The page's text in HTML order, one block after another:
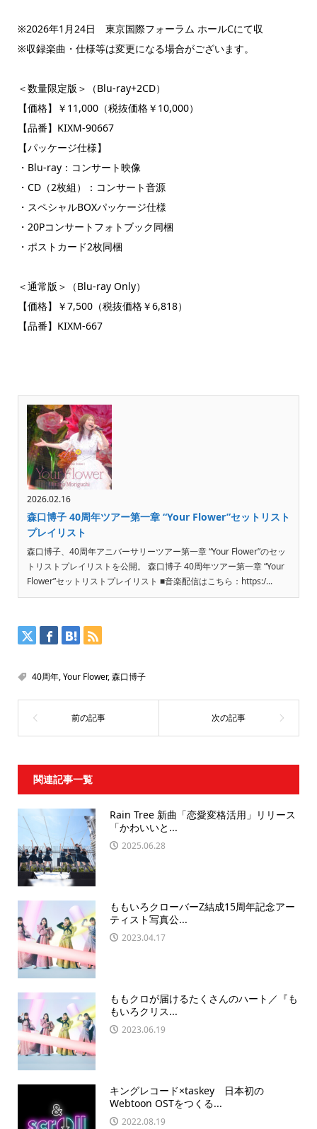
※2026年1月24日 東京国際フォーラム ホールCにて収
※収録楽曲・仕様等は変更になる場合がございます。
＜数量限定版＞（Blu-ray+2CD）
【価格】￥11,000（税抜価格￥10,000）
【品番】KIXM-90667
【パッケージ仕様】
・Blu-ray：コンサート映像
・CD（2枚組）：コンサート音源
・スペシャルBOXパッケージ仕様
・20Pコンサートフォトブック同梱
・ポストカード2枚同梱
＜通常版＞（Blu-ray Only）
【価格】￥7,500（税抜価格￥6,818）
【品番】KIXM-667
2026.02.16
森口博子 40周年ツアー第一章 “Your Flower”セットリスト
プレイリスト
森口博子、40周年アニバーサリーツアー第一章 “Your Flower”のセッ
トリストプレイリストを公開。 森口博子 40周年ツアー第一章 “Your
Flower”セットリストプレイリスト ■音楽配信はこちら：https:/...
40周年,Your Flower,森口博子
関連記事一覧
Rain Tree 新曲「恋愛変格活用」リリース
「かわいいと...
2025.06.28
ももいろクローバーZ結成15周年記念アー
ティスト写真公...
2023.04.17
ももクロが届けるたくさんのハート／『も
もいろクリス...
2023.06.19
キングレコード×taskey 日本初の
Webtoon OSTをつくる...
2022.08.19